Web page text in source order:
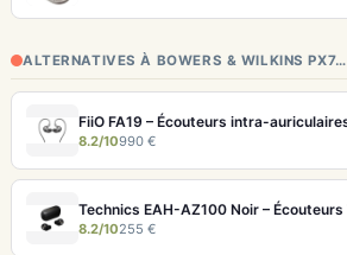
ALTERNATIVES À BOWERS & WILKINS PX7…
8.2/10990 €
8.2/10255 €